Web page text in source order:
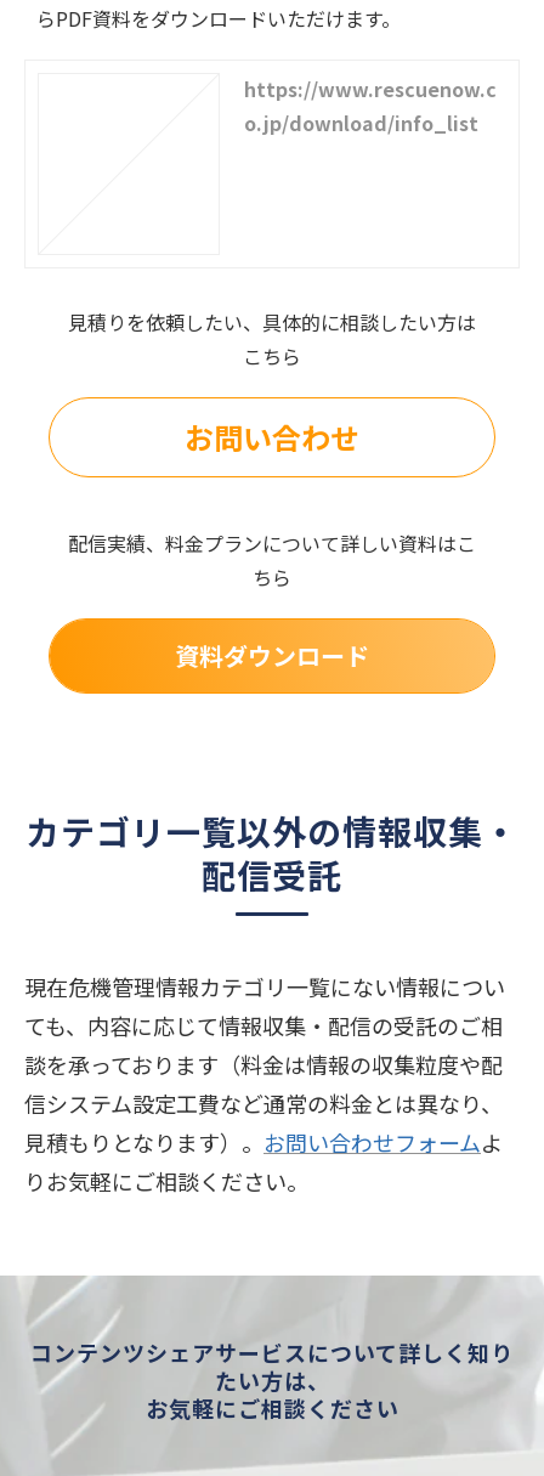
らPDF資料をダウンロードいただけます。
https://www.rescuenow.c
o.jp/download/info_list
見積りを依頼したい、具体的に相談したい方は
こちら
お問い合わせ
配信実績、料金プランについて詳しい資料はこ
ちら
資料ダウンロード
カテゴリ一覧以外の情報収集・
配信受託
現在危機管理情報カテゴリ一覧にない情報につい
ても、内容に応じて情報収集・配信の受託のご相
談を承っております（料金は情報の収集粒度や配
信システム設定工費など通常の料金とは異なり、
見積もりとなります）。 お問い合わせフォームよ
りお気軽にご相談ください。
コンテンツシェアサービスについて詳しく知り
たい方は、
お気軽にご相談ください